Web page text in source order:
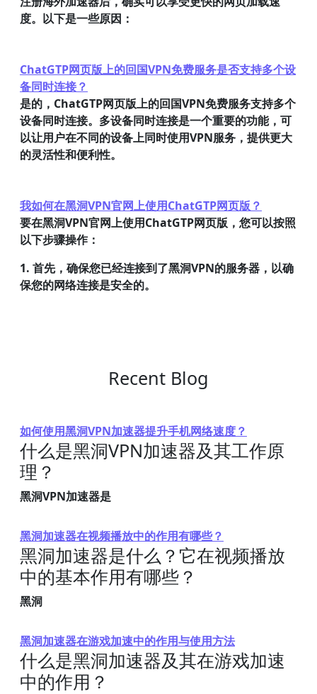
度。以下是一些原因：
ChatGTP网页版上的回国VPN免费服务是否支持多个设
备同时连接？
是的，ChatGTP网页版上的回国VPN免费服务支持多个
设备同时连接。多设备同时连接是一个重要的功能，可
以让用户在不同的设备上同时使用VPN服务，提供更大
的灵活性和便利性。
我如何在黑洞VPN官网上使用ChatGTP网页版？
要在黑洞VPN官网上使用ChatGTP网页版，您可以按照
以下步骤操作：
1. 首先，确保您已经连接到了黑洞VPN的服务器，以确
保您的网络连接是安全的。
Recent Blog
如何使用黑洞VPN加速器提升手机网络速度？
什么是黑洞VPN加速器及其工作原
理？
黑洞VPN加速器是
黑洞加速器在视频播放中的作用有哪些？
黑洞加速器是什么？它在视频播放
中的基本作用有哪些？
黑洞
黑洞加速器在游戏加速中的作用与使用方法
什么是黑洞加速器及其在游戏加速
中的作用？